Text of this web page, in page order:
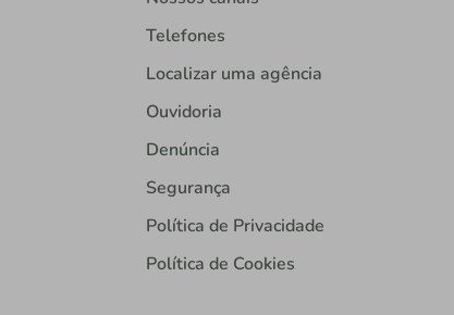
Telefones
Localizar uma agência
Ouvidoria
Denúncia
Segurança
Política de Privacidade
Política de Cookies